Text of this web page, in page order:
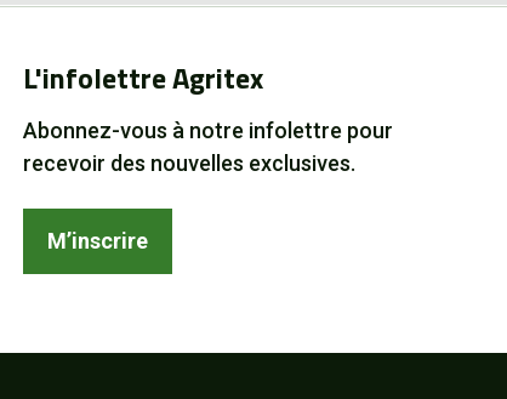
L'infolettre Agritex
Abonnez-vous à notre infolettre pour
recevoir des nouvelles exclusives.
M’inscrire